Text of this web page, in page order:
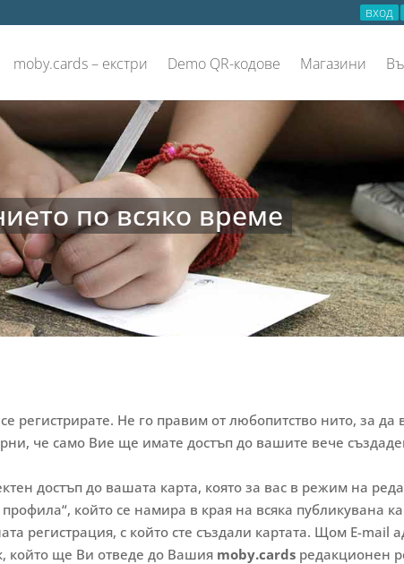
вход
moby.cards – екстри Demo QR-кодове Магазини
по всяко време
регистрирате. Не го правим от любопитство нито, за
че само Вие ще имате достъп до вашите вече
достъп до вашата карта, която за вас в режим на
който се намира в края на всяка публикувана
регистрация, с който сте създали картата. Щом E-mail
който ще Ви отведе до Вашия moby.cards редакционен